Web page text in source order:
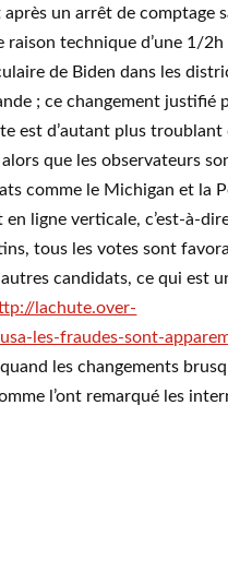
un arrêt de comptage
raison technique d’une 1/
de Biden dans les
; ce changement justifié
est d’autant plus troublant
que les observateurs
comme le Michigan et la
ligne verticale, c’est-à-
tous les votes sont
candidats, ce qui est
lachute.over-
les-fraudes-sont-
les changements
l’ont remarqué les